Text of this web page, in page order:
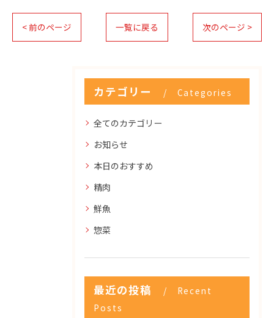
< 前のページ 一覧に戻る 次のページ >
カテゴリー Categories
全てのカテゴリー
お知らせ
本日のおすすめ
精肉
鮮魚
惣菜
最近の投稿
Recent
Posts